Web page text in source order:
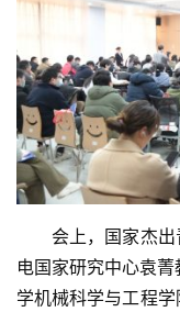
会上，国家杰出
电国家研究中心袁
学机械科学与工程